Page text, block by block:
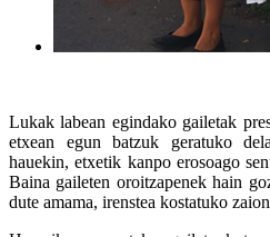
Lukak labean egindako gailetak
etxean egun batzuk geratuko
hauekin, etxetik kanpo erosoago
Baina gaileten oroitzapenek hain
dute amama, irenstea kostatuko